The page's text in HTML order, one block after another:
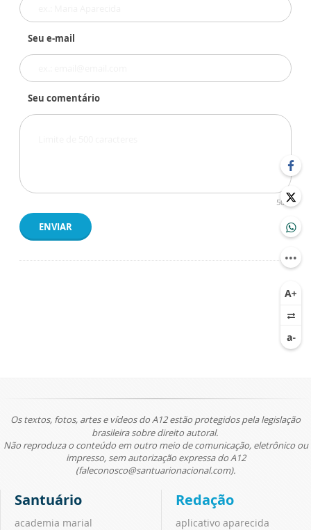
Seu e-mail
Seu comentário
500
ENVIAR
Os textos, fotos, artes e vídeos do A12 estão protegidos pela legislação
brasileira sobre direito autoral.
Não reproduza o conteúdo em outro meio de comunicação, eletrônico ou
impresso, sem autorização expressa do A12
(faleconosco@santuarionacional.com).
Santuário
academia marial
Redação
aplicativo aparecida